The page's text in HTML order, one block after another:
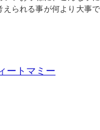
えられる事が何より大事で
ートマミー